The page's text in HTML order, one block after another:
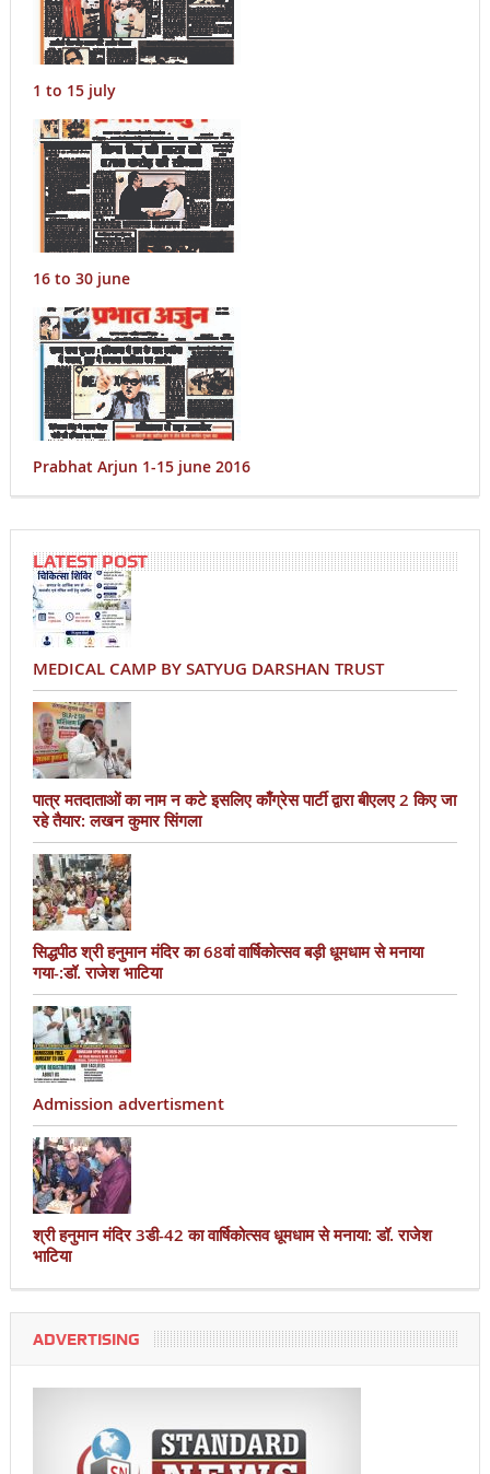
1 to 15 july
16 to 30 june
Prabhat Arjun 1-15 june 2016
LATEST POST
MEDICAL CAMP BY SATYUG DARSHAN TRUST
पात्र मतदाताओं का नाम न कटे इसलिए काँग्रेस पार्टी द्वारा बीएलए 2 किए जा
रहे तैयार: लखन कुमार सिंगला
सिद्धपीठ श्री हनुमान मंदिर का 68वां वार्षिकोत्सव बड़ी धूमधाम से मनाया
गया-:डॉ. राजेश भाटिया
Admission advertisment
श्री हनुमान मंदिर 3डी-42 का वार्षिकोत्सव धूमधाम से मनाया: डॉ. राजेश
भाटिया
ADVERTISING